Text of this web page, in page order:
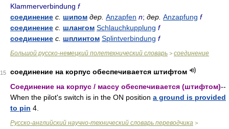
Klammerverbindung f
соединение с. шипом дер. Anzapfen n; дер. Anzapfung f
соединение с. шлангом Schlauchkupplung f
соединение с. шплинтом Splintverbindung f
Большой русско-немецкий полетехнический словарь > соединение
15
соединение на корпус обеспечивается штифтом
Соединение на корпус / массу обеспечивается (штифтом)--
When the pilot's switch is in the ON position a ground is provided
to pin 4.
Русско-английский научно-технический словарь переводчика >